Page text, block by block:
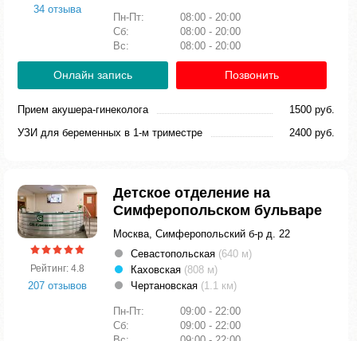
34 отзыва
Пн-Пт:
08:00 - 20:00
Сб:
08:00 - 20:00
Вс:
08:00 - 20:00
Онлайн запись Позвонить
Прием акушера-гинеколога
1500 руб.
УЗИ для беременных в 1-м триместре
2400 руб.
Рейтинг: 4.8
207 отзывов
Детское отделение на
Симферопольском бульваре
Москва, Симферопольский б-р д. 22
Севастопольская (640 м)
Каховская (808 м)
Чертановская (1.1 км)
Пн-Пт:
09:00 - 22:00
Сб:
09:00 - 22:00